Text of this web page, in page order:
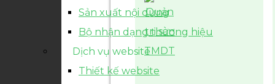
Sản xuất nội dung
Bộ nhận dạng thương hiệu
Dịch vụ website
Thiết kế website